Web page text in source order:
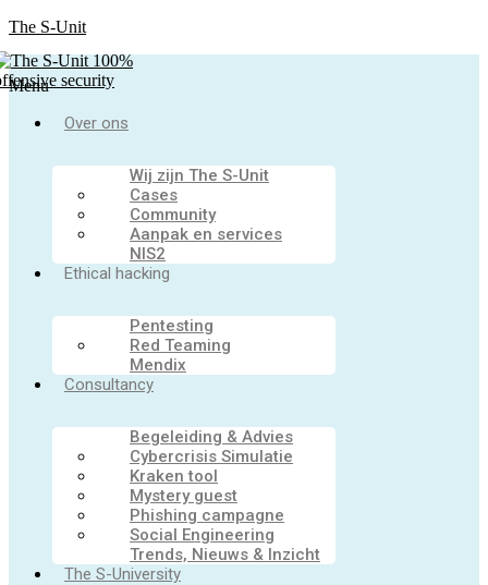
The S-Unit
Menu
Over ons
Wij zijn The S-Unit
Cases
Community
Aanpak en services
NIS2
Ethical hacking
Pentesting
Red Teaming
Mendix
Consultancy
Begeleiding & Advies
Cybercrisis Simulatie
Kraken tool
Mystery guest
Phishing campagne
Social Engineering
Trends, Nieuws & Inzicht
The S-University